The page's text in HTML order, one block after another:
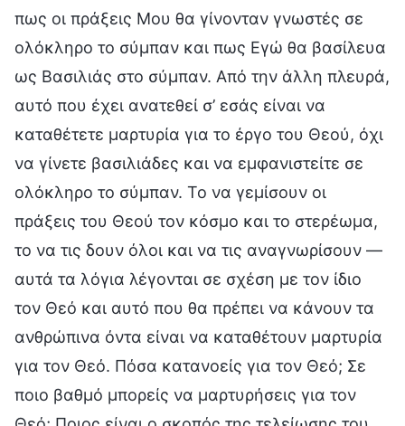
πως οι πράξεις Μου θα γίνονταν γνωστές σε
ολόκληρο το σύμπαν και πως Εγώ θα βασίλευα
ως Βασιλιάς στο σύμπαν. Από την άλλη πλευρά,
αυτό που έχει ανατεθεί σ’ εσάς είναι να
καταθέτετε μαρτυρία για το έργο του Θεού, όχι
να γίνετε βασιλιάδες και να εμφανιστείτε σε
ολόκληρο το σύμπαν. Το να γεμίσουν οι
πράξεις του Θεού τον κόσμο και το στερέωμα,
το να τις δουν όλοι και να τις αναγνωρίσουν —
αυτά τα λόγια λέγονται σε σχέση με τον ίδιο
τον Θεό και αυτό που θα πρέπει να κάνουν τα
ανθρώπινα όντα είναι να καταθέτουν μαρτυρία
για τον Θεό. Πόσα κατανοείς για τον Θεό; Σε
ποιο βαθμό μπορείς να μαρτυρήσεις για τον